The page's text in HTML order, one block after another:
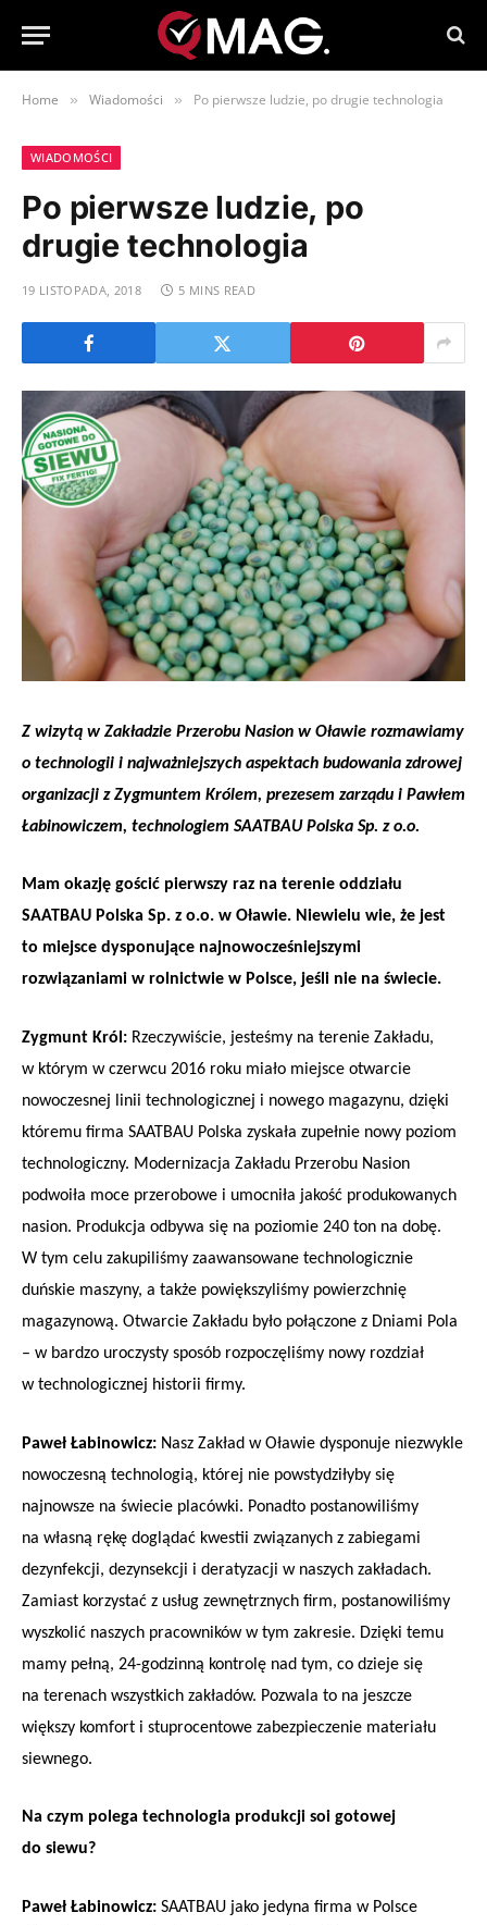
Home » Wiadomości » Po pierwsze ludzie, po drugie technologia
WIADOMOŚCI
Po pierwsze ludzie, po
drugie technologia
19 LISTOPADA, 2018 5 MINS READ
Z wizytą w Zakładzie Przerobu Nasion w Oławie rozmawiamy
o technologii i najważniejszych aspektach budowania zdrowej
organizacji z Zygmuntem Królem, prezesem zarządu i Pawłem
Łabinowiczem, technologiem SAATBAU Polska Sp. z o.o.
Mam okazję gościć pierwszy raz na terenie oddziału
SAATBAU Polska Sp. z o.o. w Oławie. Niewielu wie, że jest
to miejsce dysponujące najnowocześniejszymi
rozwiązaniami w rolnictwie w Polsce, jeśli nie na świecie.
Zygmunt Król: Rzeczywiście, jesteśmy na terenie Zakładu,
w którym w czerwcu 2016 roku miało miejsce otwarcie
nowoczesnej linii technologicznej i nowego magazynu, dzięki
któremu firma SAATBAU Polska zyskała zupełnie nowy poziom
technologiczny. Modernizacja Zakładu Przerobu Nasion
podwoiła moce przerobowe i umocniła jakość produkowanych
nasion. Produkcja odbywa się na poziomie 240 ton na dobę.
W tym celu zakupiliśmy zaawansowane technologicznie
duńskie maszyny, a także powiększyliśmy powierzchnię
magazynową. Otwarcie Zakładu było połączone z Dniami Pola
– w bardzo uroczysty sposób rozpoczęliśmy nowy rozdział
w technologicznej historii firmy.
Paweł Łabinowicz: Nasz Zakład w Oławie dysponuje niezwykle
nowoczesną technologią, której nie powstydziłyby się
najnowsze na świecie placówki. Ponadto postanowiliśmy
na własną rękę doglądać kwestii związanych z zabiegami
dezynfekcji, dezynsekcji i deratyzacji w naszych zakładach.
Zamiast korzystać z usług zewnętrznych firm, postanowiliśmy
wyszkolić naszych pracowników w tym zakresie. Dzięki temu
mamy pełną, 24-godzinną kontrolę nad tym, co dzieje się
na terenach wszystkich zakładów. Pozwala to na jeszcze
większy komfort i stuprocentowe zabezpieczenie materiału
siewnego.
Na czym polega technologia produkcji soi gotowej
do siewu?
Paweł Łabinowicz: SAATBAU jako jedyna firma w Polsce